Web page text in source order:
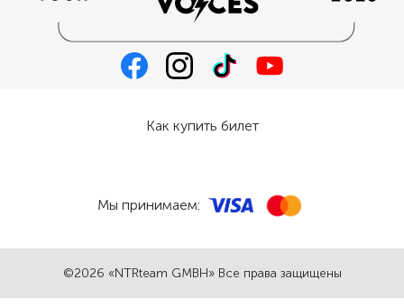
©2026 «NTRteam GMBH» Все права защищены
Как купить билет
Мы принимаем: